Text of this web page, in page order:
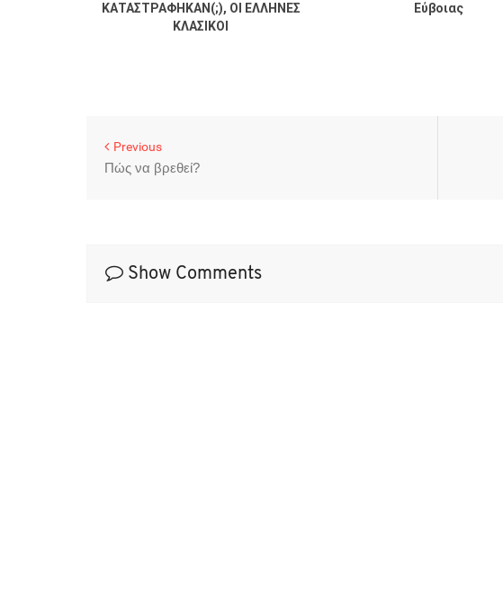
ΚΑΤΑΣΤΡΑΦΗΚΑΝ(;), ΟΙ ΕΛΛΗΝΕΣ
ΚΛΑΣΙΚΟΙ
Εύβοιας
Previous
Πώς να βρεθεί?
Show Comments